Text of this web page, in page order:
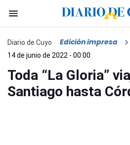
Diario de Cuyo Edición impresa
14 de junio de 2022 - 00:00
Toda “La Gloria”
Santiago hasta